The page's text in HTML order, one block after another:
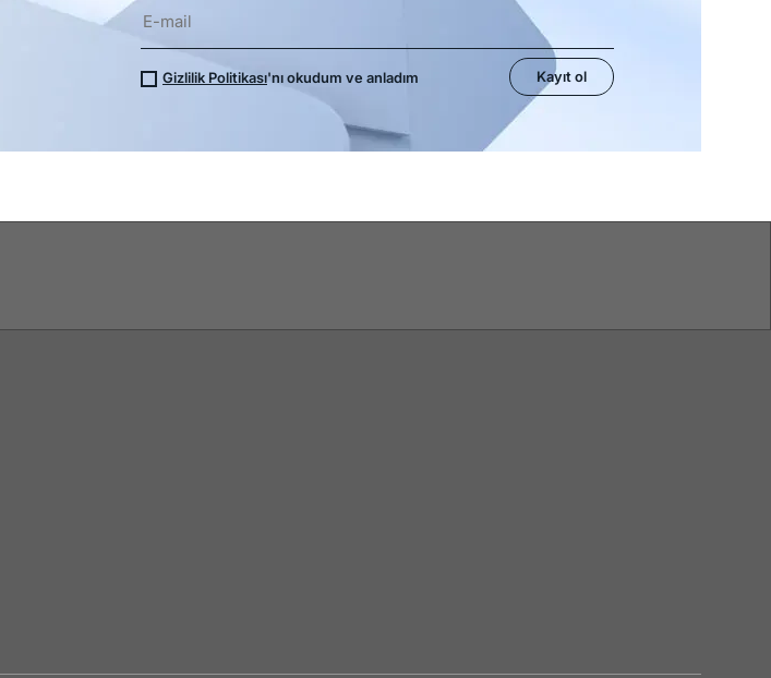
Gizlilik Politikası'nı okudum ve anladım Kayıt ol